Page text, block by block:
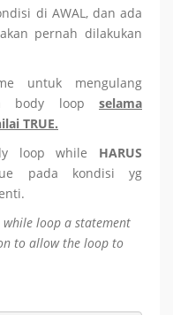
di AWAL, dan ada
pernah dilakukan
untuk mengulang
body loop selama
TRUE.
loop while HARUS
pada kondisi yg
loop a statement
to allow the loop to